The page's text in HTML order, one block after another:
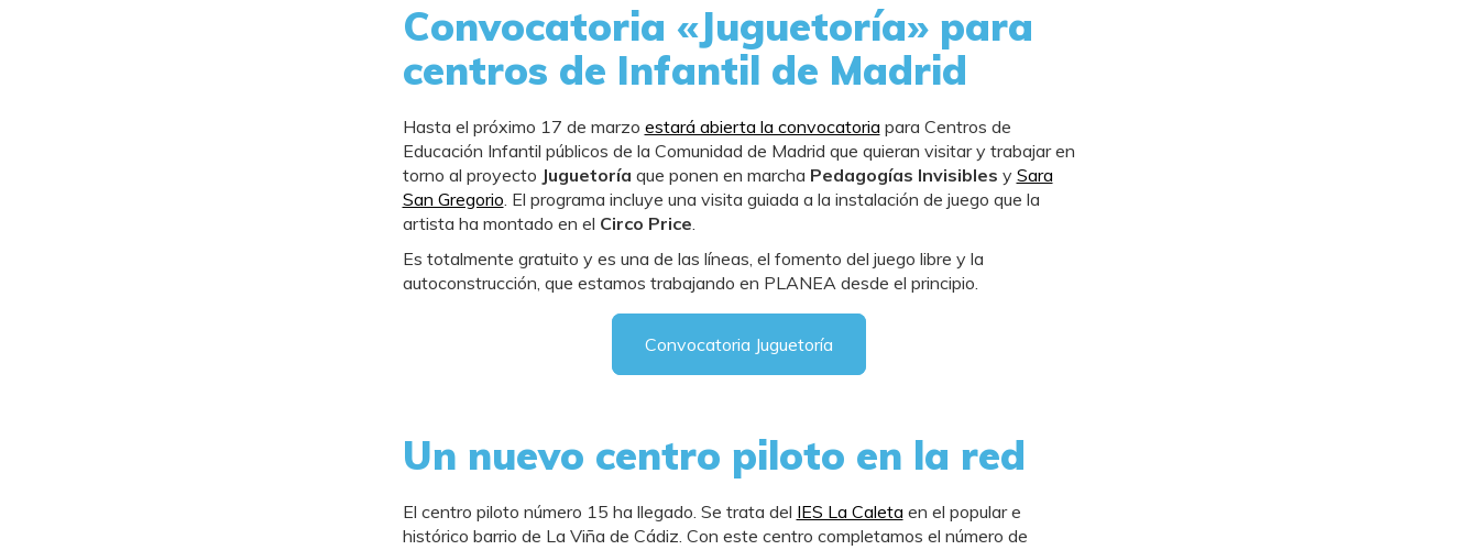
Convocatoria «Juguetoría» para
centros de Infantil de Madrid
Hasta el próximo 17 de marzo estará abierta la convocatoria para Centros de
Educación Infantil públicos de la Comunidad de Madrid que quieran visitar y trabajar en
torno al proyecto Juguetoría que ponen en marcha Pedagogías Invisibles y Sara
San Gregorio. El programa incluye una visita guiada a la instalación de juego que la
artista ha montado en el Circo Price.
Es totalmente gratuito y es una de las líneas, el fomento del juego libre y la
autoconstrucción, que estamos trabajando en PLANEA desde el principio.
Convocatoria Juguetoría
Un nuevo centro piloto en la red
El centro piloto número 15 ha llegado. Se trata del IES La Caleta en el popular e
histórico barrio de La Viña de Cádiz. Con este centro completamos el número de